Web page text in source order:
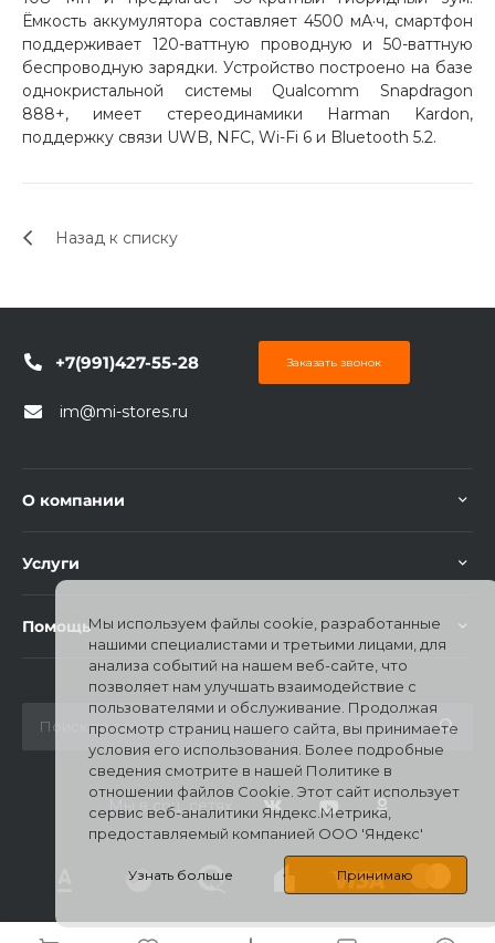
25
раз в 2
раз в 2 недели
Остались вопросы?
8 800 302-02-51
plait.ru
Ёмкость аккумулятора составляет 4500 мА·ч, смартфон
поддерживает 120-ваттную проводную и 50-ваттную
беспроводную зарядки. Устройство построено на базе
однокристальной системы Qualcomm Snapdragon
888+, имеет стереодинамики Harman Kardon,
поддержку связи UWB, NFC, Wi-Fi 6 и Bluetooth 5.2.
Назад к списку
+7(991)427-55-28 Заказать звонок
im@mi-stores.ru
О компании
Услуги
Помощь
Мы в соц. сетях
© 2026 Mi Stores, Все права защищены
Мы используем файлы cookie, разработанные
нашими специалистами и третьими лицами, для
анализа событий на нашем веб-сайте, что
позволяет нам улучшать взаимодействие с
пользователями и обслуживание. Продолжая
просмотр страниц нашего сайта, вы принимаете
условия его использования. Более подробные
сведения смотрите в нашей Политике в
отношении файлов Cookie. Этот сайт использует
сервис веб-аналитики Яндекс.Метрика,
предоставляемый компанией ООО 'Яндекс'
Узнать больше Принимаю